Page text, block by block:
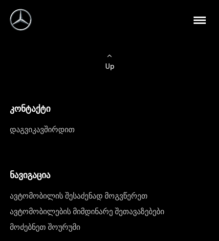
Up
კონტაქტი
დაგვიკავშირდით
ნავიგაცია
ავტომობილის შესაძენად მოგვწერეთ
ავტომობილების მიმდინარე შეთავაზებები
მოძებნეთ შოურუმი